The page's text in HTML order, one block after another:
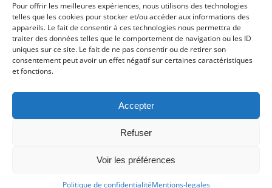
Pour offrir les meilleures expériences, nous utilisons des technologies
telles que les cookies pour stocker et/ou accéder aux informations des
appareils. Le fait de consentir à ces technologies nous permettra de
traiter des données telles que le comportement de navigation ou les ID
uniques sur ce site. Le fait de ne pas consentir ou de retirer son
consentement peut avoir un effet négatif sur certaines caractéristiques
et fonctions.
Accepter
Refuser
Voir les préférences
Politique de confidentialitéMentions-legales